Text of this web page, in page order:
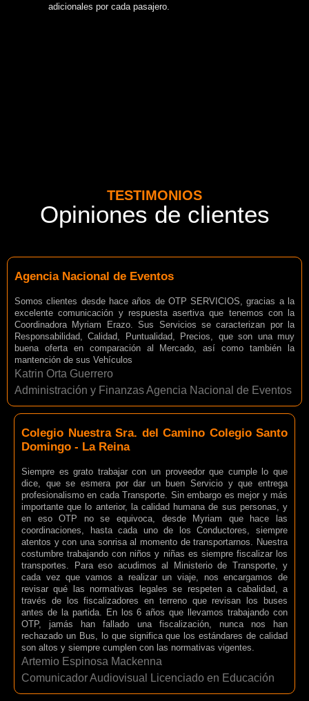
adicionales por cada pasajero.
TESTIMONIOS
Opiniones de clientes
Agencia Nacional de Eventos
Somos clientes desde hace años de OTP SERVICIOS, gracias a la
excelente comunicación y respuesta asertiva que tenemos con la
Coordinadora Myriam Erazo. Sus Servicios se caracterizan por la
Responsabilidad, Calidad, Puntualidad, Precios, que son una muy
buena oferta en comparación al Mercado, así como también la
mantención de sus Vehículos
Katrin Orta Guerrero
Administración y Finanzas Agencia Nacional de Eventos
Colegio Nuestra Sra. del Camino Colegio Santo
Domingo - La Reina
Siempre es grato trabajar con un proveedor que cumple lo que
dice, que se esmera por dar un buen Servicio y que entrega
profesionalismo en cada Transporte. Sin embargo es mejor y más
importante que lo anterior, la calidad humana de sus personas, y
en eso OTP no se equivoca, desde Myriam que hace las
coordinaciones, hasta cada uno de los Conductores, siempre
atentos y con una sonrisa al momento de transportarnos. Nuestra
costumbre trabajando con niños y niñas es siempre fiscalizar los
transportes. Para eso acudimos al Ministerio de Transporte, y
cada vez que vamos a realizar un viaje, nos encargamos de
revisar qué las normativas legales se respeten a cabalidad, a
través de los fiscalizadores en terreno que revisan los buses
antes de la partida. En los 6 años que llevamos trabajando con
OTP, jamás han fallado una fiscalización, nunca nos han
rechazado un Bus, lo que significa que los estándares de calidad
son altos y siempre cumplen con las normativas vigentes.
Artemio Espinosa Mackenna
Comunicador Audiovisual Licenciado en Educación